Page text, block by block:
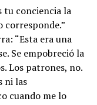
tu conciencia la
corresponde.”
“Esta era una
Se empobreció la
Los patrones, no.
ni las
cuando me lo